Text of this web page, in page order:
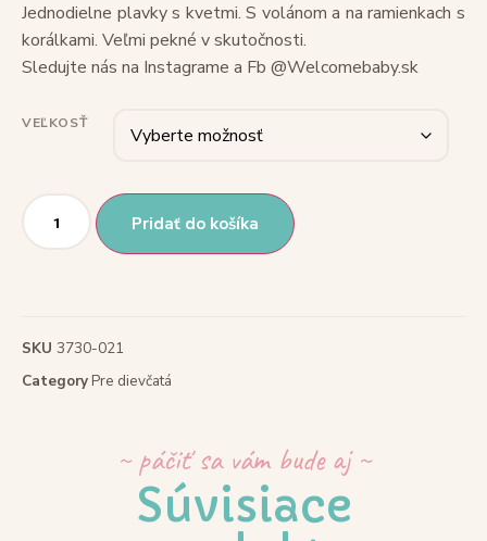
Jednodielne plavky s kvetmi. S volánom a na ramienkach s
korálkami. Veľmi pekné v skutočnosti.
Sledujte nás na Instagrame a Fb @Welcomebaby.sk
VEĽKOSŤ
Pridať do košíka
SKU 3730-021
CategoryPre dievčatá
~ páčiť sa vám bude aj ~
Súvisiace